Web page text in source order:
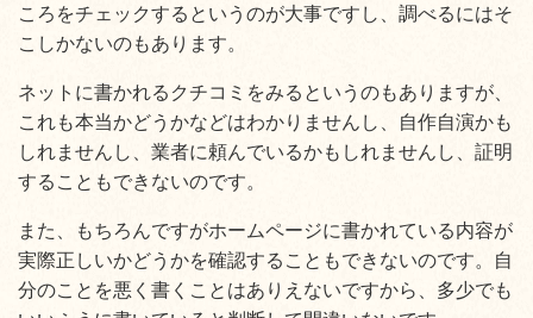
ころをチェックするというのが大事ですし、調べるにはそ
こしかないのもあります。
ネットに書かれるクチコミをみるというのもありますが、
これも本当かどうかなどはわかりませんし、自作自演かも
しれませんし、業者に頼んでいるかもしれませんし、証明
することもできないのです。
また、もちろんですがホームページに書かれている内容が
実際正しいかどうかを確認することもできないのです。自
分のことを悪く書くことはありえないですから、多少でも